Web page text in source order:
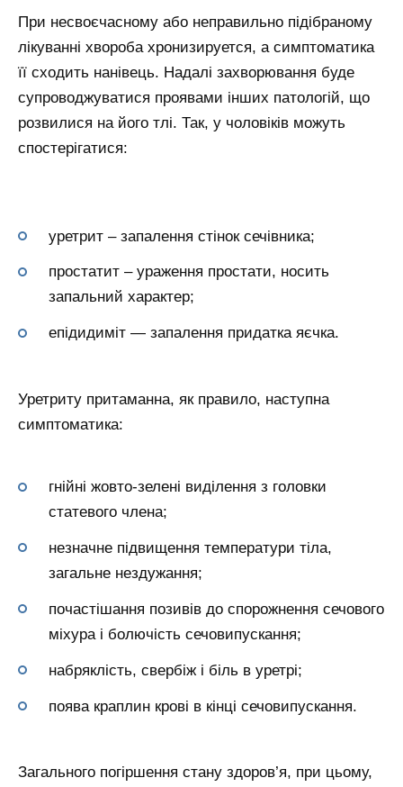
При несвоєчасному або неправильно підібраному
лікуванні хвороба хронизируется, а симптоматика
її сходить нанівець. Надалі захворювання буде
супроводжуватися проявами інших патологій, що
розвилися на його тлі. Так, у чоловіків можуть
спостерігатися:
уретрит – запалення стінок сечівника;
простатит – ураження простати, носить
запальний характер;
епідидиміт — запалення придатка яєчка.
Уретриту притаманна, як правило, наступна
симптоматика:
гнійні жовто-зелені виділення з головки
статевого члена;
незначне підвищення температури тіла,
загальне нездужання;
почастішання позивів до спорожнення сечового
міхура і болючість сечовипускання;
набряклість, свербіж і біль в уретрі;
поява краплин крові в кінці сечовипускання.
Загального погіршення стану здоров’я, при цьому,